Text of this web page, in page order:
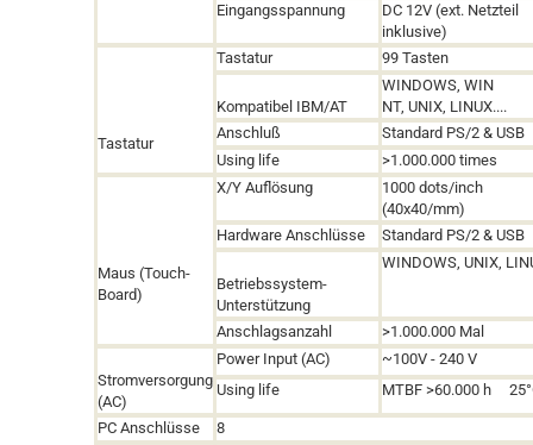
Eingangsspannung
DC 12V (ext. Netzteil
inklusive)
Tastatur
Tastatur 99 Tasten
Kompatibel IBM/AT
WINDOWS, WIN
NT, UNIX, LINUX....
Anschluß
Standard PS/2 & USB
Using life
>1.000.000 times
Maus (Touch-
Board)
X/Y Auflösung
1000 dots/inch
(40x40/mm)
Hardware Anschlüsse
Standard PS/2 & USB
Betriebssystem-
Unterstützung
WINDOWS, UNIX,
Anschlagsanzahl >1.000.000 Mal
Stromversorgung
(AC)
Power Input (AC)
~100V - 240 V
Using life
MTBF >60.000 h 25
PC Anschlüsse
8